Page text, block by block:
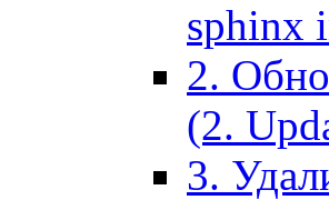
sphinx
2.
(2.
3.